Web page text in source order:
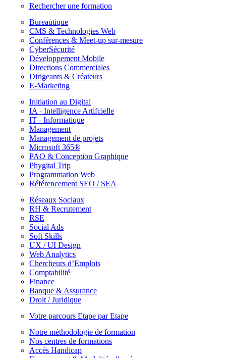
Rechercher une formation
Bureautique
CMS & Technologies Web
Conférences & Meet-up sur-mesure
CyberSécurité
Développement Mobile
Directions Commerciales
Dirigeants & Créateurs
E-Marketing
Initiation au Digital
IA - Intelligence Artifcielle
IT - Informatique
Management
Management de projets
Microsoft 365®
PAO & Conception Graphique
Phygital Trip
Programmation Web
Référencement SEO / SEA
Réseaux Sociaux
RH & Recrutement
RSE
Social Ads
Soft Skills
UX / UI Design
Web Analytics
Chercheurs d’Emplois
Comptabilité
Finance
Banque & Assurance
Droit / Juridique
Votre parcours Etape par Etape
Notre méthodologie de formation
Nos centres de formations
Accès Handicap